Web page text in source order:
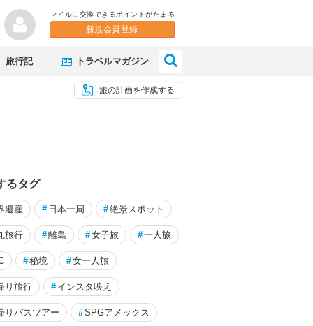
マイルに交換できるポイントがたまる
新規会員登録
旅行記 トラベルマガジン
旅の計画を作成する
魅了されました。避暑は大成
症で大惨事！
by yamayuri 2023/09/04～
るタグ
遺産 # 日本一周 #絶景スポット
旅行 #離島 #女子旅 #一人旅
#秘境 #女一人旅
り旅行 # インスタ映え
りバスツアー #SPGアメックス